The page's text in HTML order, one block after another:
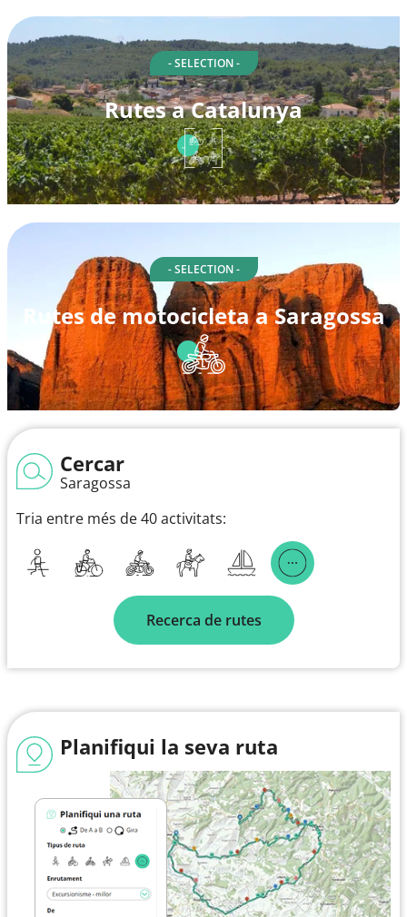
- SELECTION -
Rutes a Catalunya
- SELECTION -
Rutes de motocicleta a Saragossa
Cercar
Saragossa
Tria entre més de 40 activitats:
Recerca de rutes
Planifiqui la seva ruta